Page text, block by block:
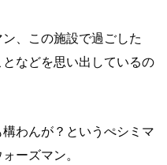
、この施設で過ごした
などを思い出しているの
わんが？というぺシミマ
ーズマン。